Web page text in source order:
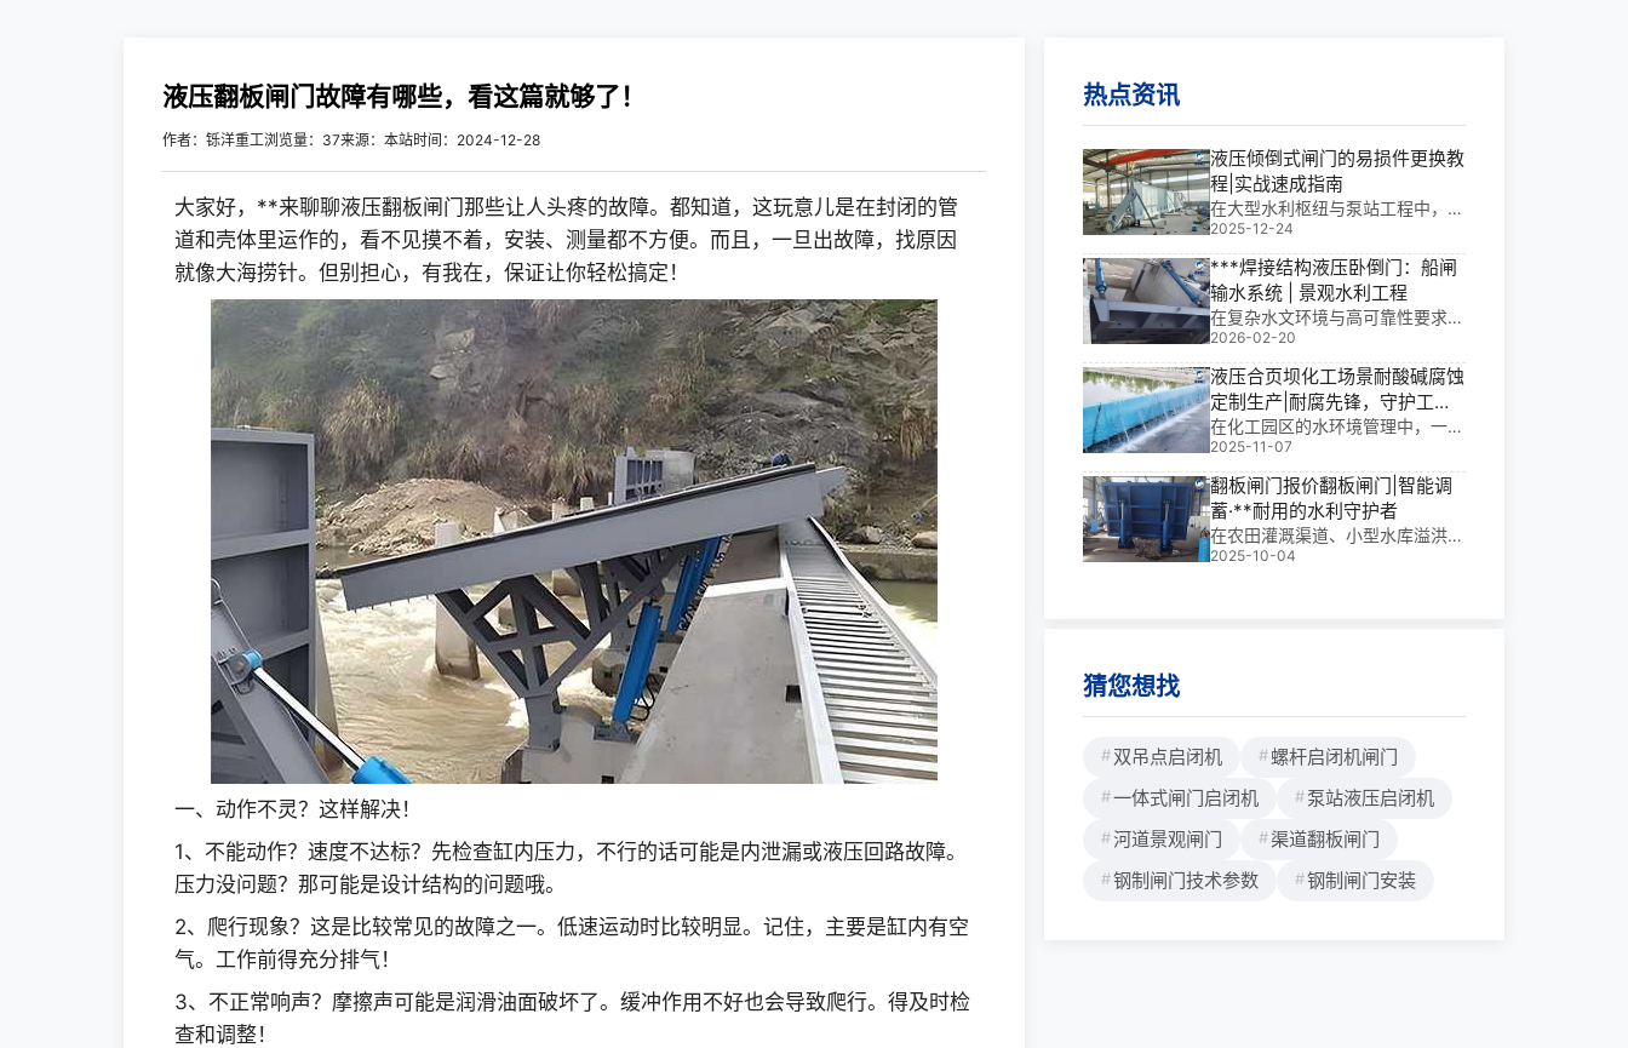
液压翻板闸门故障有哪些，看这篇就够了！
作者：铄洋重工浏览量：37来源：本站时间：2024-12-28
大家好，**来聊聊液压翻板闸门那些让人头疼的故障。都知道，这玩意儿是在封闭的管
道和壳体里运作的，看不见摸不着，安装、测量都不方便。而且，一旦出故障，找原因
就像大海捞针。但别担心，有我在，保证让你轻松搞定！
一、动作不灵？这样解决！
1、不能动作？速度不达标？先检查缸内压力，不行的话可能是内泄漏或液压回路故障。
压力没问题？那可能是设计结构的问题哦。
2、爬行现象？这是比较常见的故障之一。低速运动时比较明显。记住，主要是缸内有空
气。工作前得充分排气！
3、不正常响声？摩擦声可能是润滑油面破坏了。缓冲作用不好也会导致爬行。得及时检
查和调整！
热点资讯
液压倾倒式闸门的易损件更换教
程|实战速成指南
在大型水利枢纽与泵站工程中，液
压倾倒式闸门是保障泄洪、排涝与
通航的关键设备。我从事水利工程
金属结构设计与现场安装已多年，
参与过多个大型项目，深知其核心
价值——安全、**、可维护性高。
尤其在频繁启
2025-12-24
***焊接结构液压卧倒门：船闸
输水系统 | 景观水利工程
在复杂水文环境与高可靠性要求并
存的船闸输水系统中，***焊接结
构液压卧倒门是解决启闭精度、密
封性能与长期耐久性的关键。基于
我多年水利工程金属结构设计、生
产及现场安装经验，参与过多个大
型项目，我深
2026-02-20
液压合页坝化工场景耐酸碱腐蚀
定制生产|耐腐先锋，守护工业
水安全
在化工园区的水环境管理中，一道
能扛住强酸强碱、长期浸泡的屏
障，远比普通闸门更关键。我参与
过多个大型水利工程，深知液压合
页坝化工场景耐酸碱腐蚀定制生产
不是简单“加厚”或“刷漆”，而是从
材料选型到结构
2025-11-07
翻板闸门报价翻板闸门|智能调
蓄·**耐用的水利守护者
在农田灌溉渠道、小型水库溢洪
道、城市景观水系和山区河道治理
2025-10-04
猜您想找
双吊点启闭机
螺杆启闭机闸门
一体式闸门启闭机
泵站液压启闭机
河道景观闸门
渠道翻板闸门
钢制闸门技术参数
钢制闸门安装